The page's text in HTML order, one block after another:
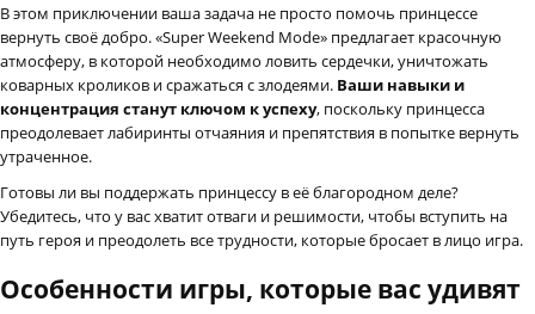
В этом приключении ваша задача не просто помочь принцессе
вернуть своё добро. «Super Weekend Mode» предлагает красочную
атмосферу, в которой необходимо ловить сердечки, уничтожать
коварных кроликов и сражаться с злодеями. Ваши навыки и
концентрация станут ключом к успеху, поскольку принцесса
преодолевает лабиринты отчаяния и препятствия в попытке вернуть
утраченное.
Готовы ли вы поддержать принцессу в её благородном деле?
Убедитесь, что у вас хватит отваги и решимости, чтобы вступить на
путь героя и преодолеть все трудности, которые бросает в лицо игра.
Особенности игры, которые вас удивят